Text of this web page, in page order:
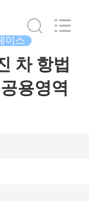
이스
차 항법
용영역